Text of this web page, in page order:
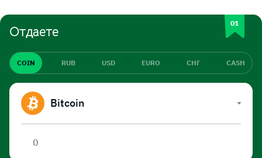
Отдаете
COIN RUB USD EURO СНГ CASH
Bitcoin